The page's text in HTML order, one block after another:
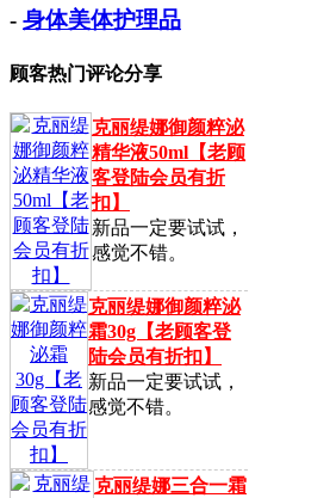
- 身体美体护理品
顾客热门评论分享
克丽缇娜御颜粹泌
精华液50ml【老顾
客登陆会员有折
扣】
新品一定要试试，
感觉不错。
克丽缇娜御颜粹泌
霜30g【老顾客登
陆会员有折扣】
新品一定要试试，
感觉不错。
克丽缇娜三合一霜